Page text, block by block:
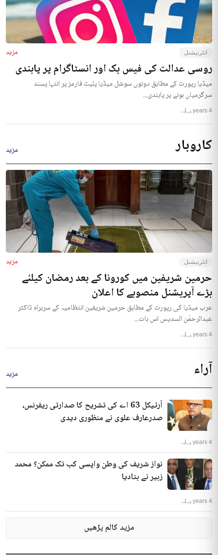
انٹرنیشنل مزید
روسی عدالت کی فیس بک اور انسٹاگرام پر پابندی
میڈیا رپورٹ کے مطابق دونوں سوشل میڈیا پلیٹ فارمز پر انتہا پسند
سرگرمیاں ہونے پر پابندی...
4 years پہلے
کاروبار مزید
انٹرنیشنل مزید
حرمین شریفین میں کورونا کے بعد رمضان کیلئے
بڑے آپریشنل منصوبے کا اعلان
عرب میڈیا کی رپورٹ کے مطابق حرمین شریفین انتظامیہ کے سربراہ ڈاکٹر
عبدالرحمٰن السدیس اس بات...
4 years پہلے
آراء مزید
آرٹیکل 63 اے کی تشریح کا صدارتی ریفرنس،
صدرعارف علوی نے منظوری دیدی
4 years پہلے
نواز شریف کی وطن واپسی کب تک ممکن؟ محمد
زبیر نے بتادیا
4 years پہلے
مزید کالم پڑھیں